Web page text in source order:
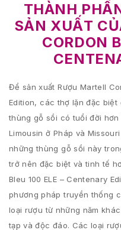
THÀNH
SẢN XUẤT
CORDON
Để sản xuất Rượu Martell
Edition, các thợ lặn đặc
thùng gỗ sồi có tuổi đời
Limousin ở Pháp và
những thùng gỗ sồi này
trở nên đặc biệt và tinh tế
Bleu 100 ELE – Centenary
phương pháp truyền thống
loại rượu từ những năm
tạp và độc đáo. Các loại